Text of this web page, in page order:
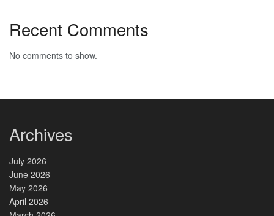
Recent Comments
No comments to show.
Archives
July 2026
June 2026
May 2026
April 2026